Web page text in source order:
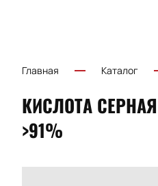
Главная Каталог
КИСЛОТА
>91%